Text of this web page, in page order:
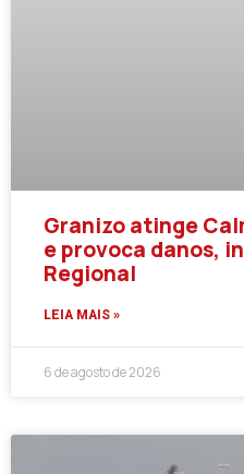
Granizo atinge
e provoca danos,
Regional
LEIA MAIS »
6 de agosto de 2026